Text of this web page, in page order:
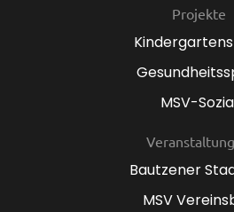
Projekte
MSV-
Bautzener
MSV